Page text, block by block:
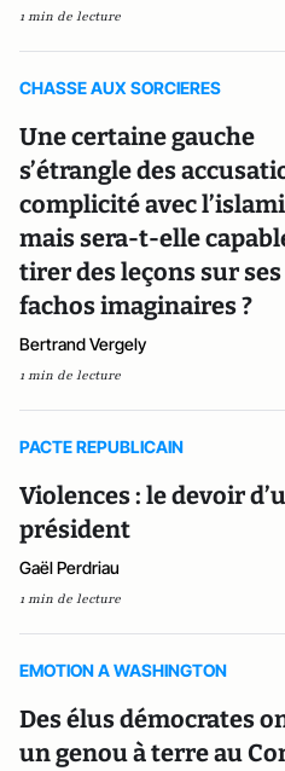
1 min de lecture
CHASSE AUX SORCIERES
Une certaine gauche
s’étrangle des
complicité avec
mais sera-t-elle
tirer des leçons sur
fachos imaginaires ?
Bertrand Vergely
1 min de lecture
PACTE REPUBLICAIN
Violences : le devoir
président
Gaël Perdriau
1 min de lecture
EMOTION A WASHINGTON
Des élus démocrates
un genou à terre au